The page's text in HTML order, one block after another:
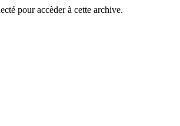
pour accèder à cette archive.